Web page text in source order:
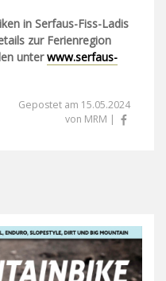
in Serfaus-Fiss-Ladis
zur Ferienregion
unterwww.serfaus-
Gepostet am 15.05.2024
von MRM |